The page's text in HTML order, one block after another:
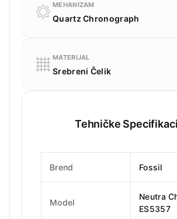
MEHANIZAM
Quartz Chronograph
MATERIJAL
Srebreni Čelik
Tehničke
Brend Fossil
Model
Neutra
ES5357